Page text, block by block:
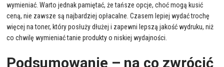
wymieniać. Warto jednak pamiętać, że tańsze opcje, choć mogą kusić
ceną, nie zawsze są najbardziej opłacalne. Czasem lepiej wydać trochę
więcej na toner, który posłuży dłużej i zapewni lepszą jakość wydruku, niż
co chwilę wymieniać tanie produkty o niskiej wydajności.
Podsumowanie – na co zwrócić